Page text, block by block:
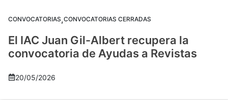
CONVOCATORIAS,CONVOCATORIAS CERRADAS
El IAC Juan Gil-Albert recupera la
convocatoria de Ayudas a Revistas
20/05/2026